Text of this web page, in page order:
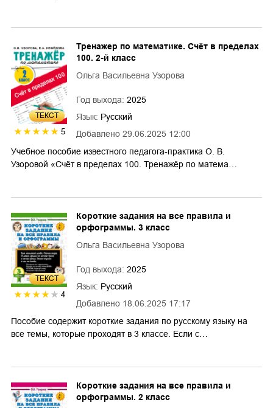
ТЕКСТ
5 Добавлено 29.06.2025 12:00
Тренажер по математике. Счёт в пределах
100. 2-й класс
Ольга Васильевна Узорова
Год выхода: 2025
Язык: Русский
Учебное пособие известного педагога-практика О. В.
Узоровой «Счёт в пределах 100. Тренажёр по матема…
ТЕКСТ
4
Добавлено 18.06.2025 17:17
Короткие задания на все правила и
орфограммы. 3 класс
Ольга Васильевна Узорова
Год выхода: 2025
Язык: Русский
Пособие содержит короткие задания по русскому языку на
все темы, которые проходят в 3 классе. Если с…
Короткие задания на все правила и
орфограммы. 2 класс